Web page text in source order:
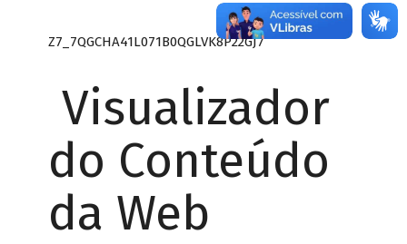
Z7_7QGCHA41L071B0QGLVK8P22GJ7
Visualizador
do Conteúdo
da Web